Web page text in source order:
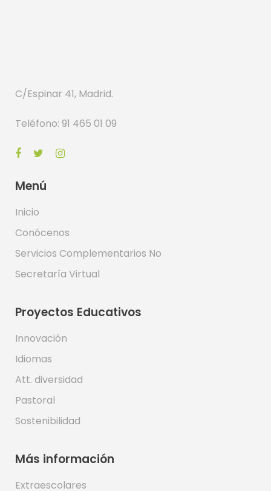
C/Espinar 41, Madrid.
Teléfono: 91 465 01 09
Menú
Inicio
Conócenos
Servicios Complementarios No
Secretaría Virtual
Proyectos Educativos
Innovación
Idiomas
Att. diversidad
Pastoral
Sostenibilidad
Más información
Extraescolares